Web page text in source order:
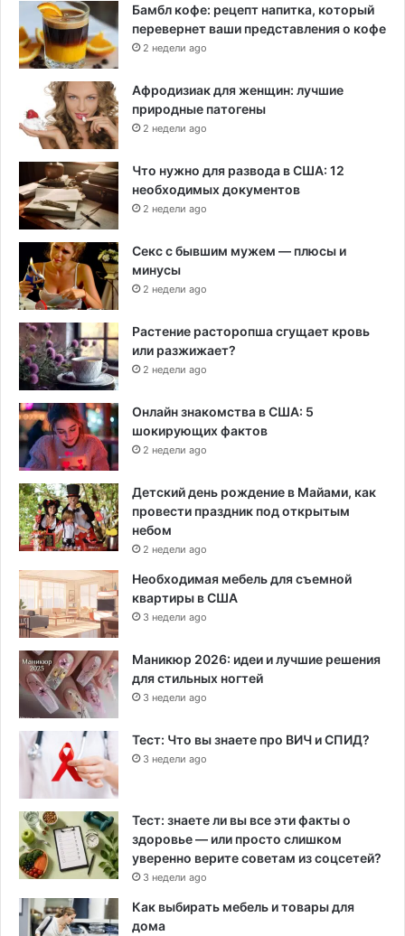
Бамбл кофе: рецепт напитка, который
перевернет ваши представления о кофе
2 недели ago
Афродизиак для женщин: лучшие
природные патогены
2 недели ago
Что нужно для развода в США: 12
необходимых документов
2 недели ago
Секс с бывшим мужем — плюсы и
минусы
2 недели ago
Растение расторопша сгущает кровь
или разжижает?
2 недели ago
Онлайн знакомства в США: 5
шокирующих фактов
2 недели ago
Детский день рождение в Майами, как
провести праздник под открытым
небом
2 недели ago
Необходимая мебель для съемной
квартиры в США
3 недели ago
Маникюр 2026: идеи и лучшие решения
для стильных ногтей
3 недели ago
Тест: Что вы знаете про ВИЧ и СПИД?
3 недели ago
Тест: знаете ли вы все эти факты о
здоровье — или просто слишком
уверенно верите советам из соцсетей?
3 недели ago
Как выбирать мебель и товары для
дома